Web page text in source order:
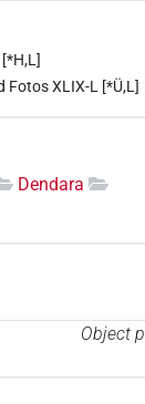
Fotos XLIX-L [*Ü,L]
Dendara
Object